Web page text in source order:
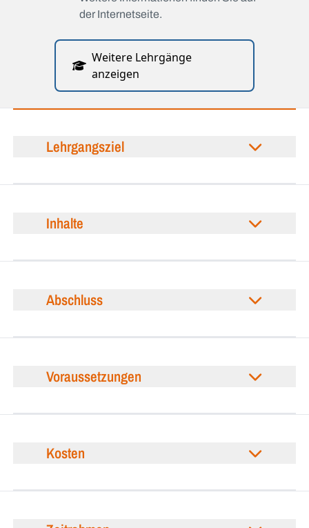
der Internetseite.
Weitere Lehrgänge
anzeigen
Lehrgangsziel
Inhalte
Abschluss
Voraussetzungen
Kosten